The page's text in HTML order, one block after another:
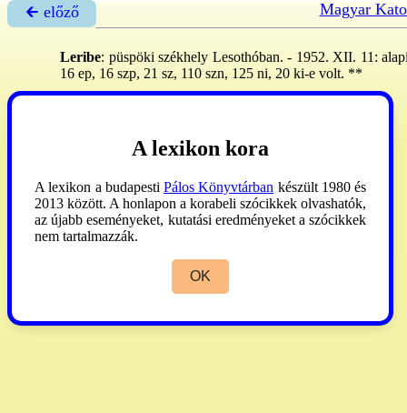
🡰 előző Magyar
Leribe: püspöki székhely Lesothóban. - 1952. XII. 11:
16 ep, 16 szp, 21 sz, 110 szn, 125 ni, 20 ki-e volt. **
A lexikon kora
A lexikon a budapesti Pálos Könyvtárban készült 1980 és
2013 között. A honlapon a korabeli szócikkek olvashatók,
az újabb eseményeket, kutatási eredményeket a szócikkek
nem tartalmazzák.
OK